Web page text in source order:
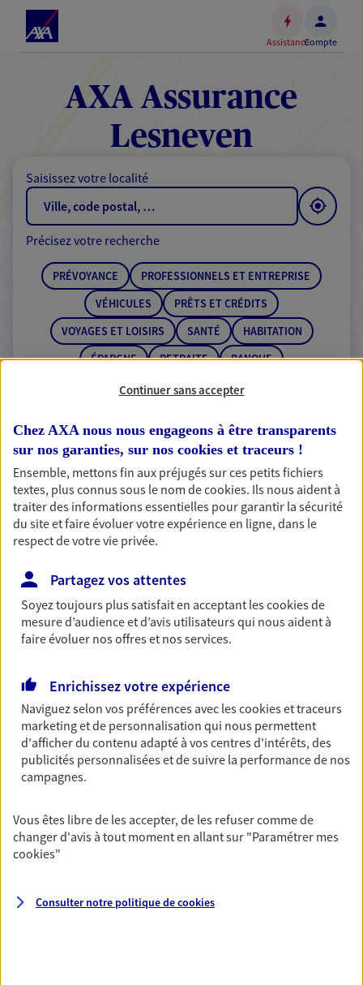
Accéder
contenu
principal
Accéder
au
de
AssistanceCompte
AXA Assurance
Lesneven
Saisissez votre localité
RECHERCHER
Précisez votre recherche
PRÉVOYANCE
PROFESSIONNELS ET ENTREPRISE
VÉHICULES
PRÊTS ET CRÉDITS
VOYAGES ET LOISIRS
SANTÉ
HABITATION
ÉPARGNE
RETRAITE BANQUE
1 résultat correspond à votre
recherche
Passer les
résultats
Francois Guyot
France
9 Rue Alain Fergent, 29260 Lesneven
Agence accessible
Horaires : Fermé
Ouvre à 09:00
NOUS CONTACTER
Continuer sans accepter
Chez AXA nous nous engageons à être transparents
sur nos garanties, sur nos cookies et traceurs !
Ensemble, mettons fin aux préjugés sur ces petits fichiers
textes, plus connus sous le nom decookies. Ils nous aident à
traiter des informations essentielles pour garantir la sécurité
du site et faire évoluer votre expérience en ligne, dans le
respect de votre vie privée.
Partagez vos attentes
Soyez toujours plus satisfait en acceptant lescookiesde
mesure d’audience et d’avis utilisateurs qui nous aident à
faire évoluer nos offres et nos services.
Enrichissez votre expérience
Naviguez selon vos préférences avec lescookies et traceurs
marketing et de personnalisation qui nous permettent
d'afficher du contenu adapté à vos centres d'intérêts, des
publicités personnalisées et de suivre la performance de nos
campagnes.
Vous êtes libre de les accepter, de les refuser comme de
changer d'avis à tout moment en allant sur "Paramétrer mes
cookies"
Consulter notre politique decookies